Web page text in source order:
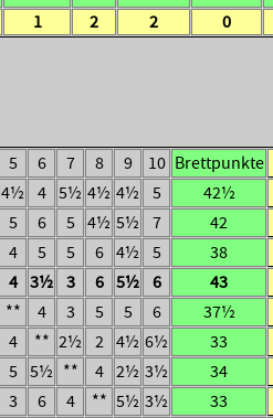
1 2 2 0
5 6 7 8 9 10 Brettpunkte
4½ 4 5½ 4½ 4½ 5 42½
5 6 5 4½ 5½ 7 42
4 5 5 6 4½ 5 38
4 3½ 3 6 5½ 6 43
** 4 3 5 5 6 37½
4 ** 2½ 2 4½ 6½ 33
5 5½ ** 4 2½ 3½ 34
3 6 4 ** 5½ 3½ 33